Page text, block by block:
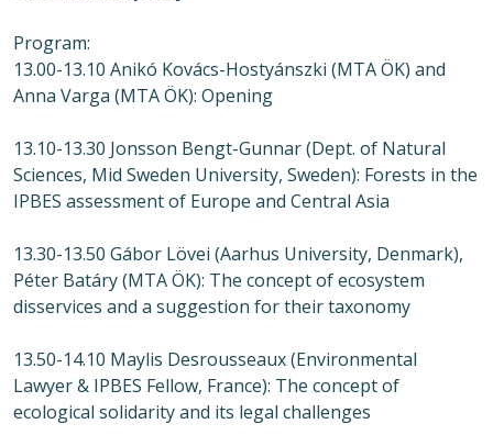
Program:
13.00-13.10 Anikó Kovács-Hostyánszki (MTA ÖK) and
Anna Varga (MTA ÖK): Opening
13.10-13.30 Jonsson Bengt-Gunnar (Dept. of Natural
Sciences, Mid Sweden University, Sweden): Forests in the
IPBES assessment of Europe and Central Asia
13.30-13.50 Gábor Lövei (Aarhus University, Denmark),
Péter Batáry (MTA ÖK): The concept of ecosystem
disservices and a suggestion for their taxonomy
13.50-14.10 Maylis Desrousseaux (Environmental
Lawyer & IPBES Fellow, France): The concept of
ecological solidarity and its legal challenges